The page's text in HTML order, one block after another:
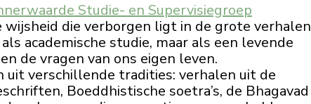
Studie- en Supervisiegroep
wijsheid die verborgen ligt in de grote verhalen
academische studie, maar als een levende
de vragen van ons eigen leven.
uit verschillende tradities: verhalen uit de
Boeddhistische soetra’s, de Bhagavad